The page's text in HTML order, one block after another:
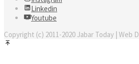
Linkedin
Youtube
Copyright (c) 2011-2020 Jabar Today | Web